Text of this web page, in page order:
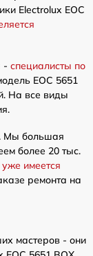
Electrolux EOC
- специалисты по
EOC 5651
На все виды
Мы большая
более 20 тыс.
уже имеется
ремонта на
мастеров - они